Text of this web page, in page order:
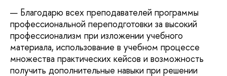
Благодарю всех преподавателей программы
профессиональной переподготовки за высокий
профессионализм при изложении учебного
материала, использование в учебном процессе
множества практических кейсов и возможность
получить дополнительные навыки при решении